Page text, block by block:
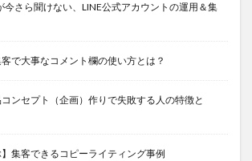
今さら聞けない、LINE公式アカウントの運用＆集
で大事なコメント欄の使い方とは？
ンセプト（企画）作りで失敗する人の特徴と
】集客できるコピーライティング事例